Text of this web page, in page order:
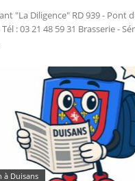
"La Diligence" RD 939 - Pont
: 03 21 48 59 31 Brasserie -
à Duisans